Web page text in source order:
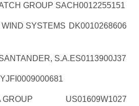
GROUP SACH0012255151
SYSTEMS DK0010268606
S.A.ES0113900J37
FI0009000681
GROUP
US01609W1027